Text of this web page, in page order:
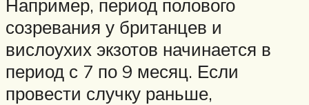
Например, период полового
созревания у британцев и
вислоухих экзотов начинается в
период с 7 по 9 месяц. Если
провести случку раньше,